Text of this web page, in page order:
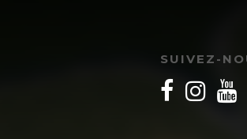
5 décembre 2019
Je ne peux que m’associer à tous
SUIVEZ-